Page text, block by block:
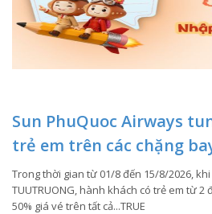
Sun PhuQuoc Airways
trẻ em trên các chặng
Trong thời gian từ 01/8 đến 15/8/2026,
TUUTRUONG, hành khách có trẻ em từ 2
50% giá vé trên tất cả...TRUE